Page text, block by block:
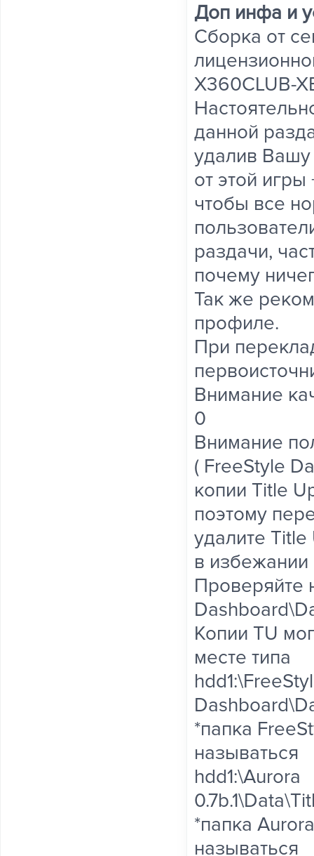
Доп инфа и
Сборка от
X360CLUB-
данной
удалив
от этой
чтобы все
раздачи,
почему
Так же
профиле.
При
Внимание
0
Внимание
( FreeStyle
копии Title
поэтому
удалите
в избежании
Проверяйте
Копии TU
месте типа
*папка
называться
hdd1:\Aurora
*папка
называться